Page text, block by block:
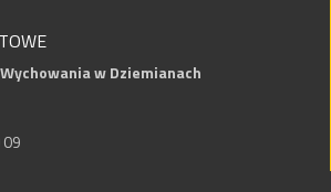
w Dziemianach